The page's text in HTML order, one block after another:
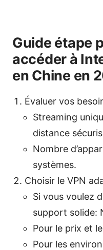
Guide étape
accéder à
en Chine en
Évaluer vos
Streaming
distance
Nombre
systèmes.
Choisir le VPN
Si vous voulez
support solide:
Pour le prix et
Pour les